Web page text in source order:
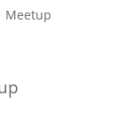
Meetup